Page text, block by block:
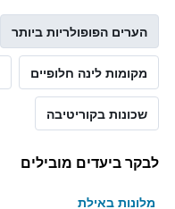
הערים הפופולריות ביותר
מקומות לינה חלופיים
שכונות בקוריטיבה
לבקר ביעדים מובילים
מלונות באילת